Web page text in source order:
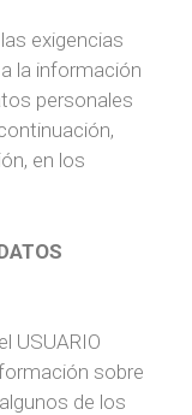
exigencias
la información
personales
en los
USUARIO
sobre
de los